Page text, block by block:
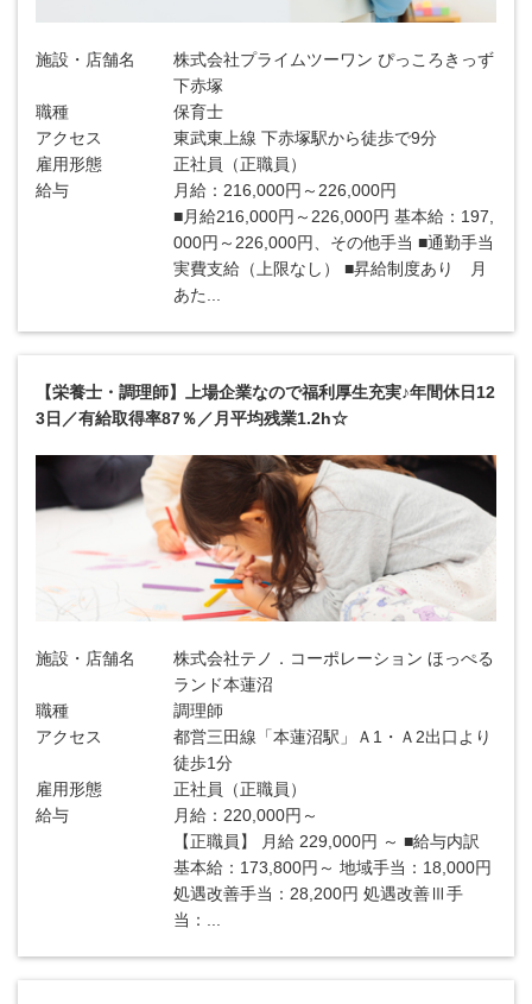
施設・店舗名
株式会社プライムツーワン ぴっころきっず
下赤塚
職種
保育士
アクセス
東武東上線 下赤塚駅から徒歩で9分
雇用形態
正社員（正職員）
給与
月給：216,000円～226,000円
■月給216,000円～226,000円 基本給：197,
000円～226,000円、その他手当 ■通勤手当
実費支給（上限なし） ■昇給制度あり 月
あた...
【栄養士・調理師】上場企業なので福利厚生充実♪年間休日12
3日／有給取得率87％／月平均残業1.2h☆
施設・店舗名
株式会社テノ．コーポレーション ほっぺる
ランド本蓮沼
職種
調理師
アクセス
都営三田線「本蓮沼駅」Ａ1・Ａ2出口より
徒歩1分
雇用形態
正社員（正職員）
給与
月給：220,000円～
【正職員】 月給 229,000円 ～ ■給与内訳
基本給：173,800円～ 地域手当：18,000円
処遇改善手当：28,200円 処遇改善Ⅲ手
当：...